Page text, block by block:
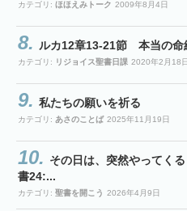
カテゴリ: ほほえみトーク 2009年8月4日
ルカ12章13-21節 本当の命
カテゴリ: リジョイス聖書日課 2020年2月18日
私たちの願いを祈る
カテゴリ: あさのことば 2025年11月19日
その日は、突然やってく
書24:...
カテゴリ: 聖書を開こう 2026年4月9日